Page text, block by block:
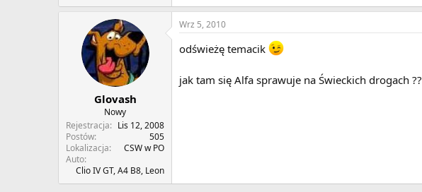
Glovash
Nowy
Rejestracja
Lis 12, 2008
Postów
505
Lokalizacja
CSW w PO
Auto
Clio IV GT, A4 B8, Leon
Wrz 5, 2010
odświeżę temacik
jak tam się Alfa sprawuje na Świeckich drogach ??